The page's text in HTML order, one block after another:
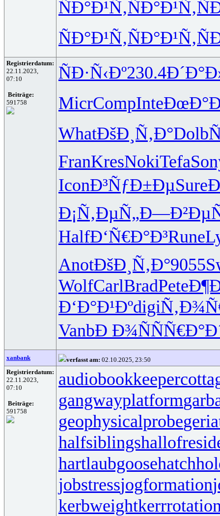
ÑÐ°Ð¹Ñ‚ÑÐ°Ð¹Ñ‚
ÑÐ°Ð¹Ñ‚ÑÐ°Ð¹Ñ‚
Registrierdatum:
22.11.2023,
07:10
Beiträge:
591758
ÑÐ·Ñ‹Ðº230.4
MicrCompInte
WhatÐšÐ¸Ñ‚Ð°Dolb
FranKresNokiTefa
IconÐ³ÑƒÐ±ÐµSure
Ð¡Ñ‚ÐµÑ„
HalfÐ‘Ñ€Ð°Ð³Rune
AnotÐšÐ¸Ñ‚Ð°9055
WolfCarlBradPete
Ð‘Ð°Ð¹Ðºdigi
VanbÐ Ð¾ÑÑ
xanbank verfasst am: 02.10.2025, 23:50
Registrierdatum:
22.11.2023,
07:10
Beiträge:
591758
audiobookkeeper
gangwayplatform
geophysicalprobe
halfsiblings
hartlaubgoose
jobstressjogformation
kerbweight